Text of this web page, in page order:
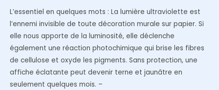
L’essentiel en quelques mots : La lumière ultraviolette est
l’ennemi invisible de toute décoration murale sur papier. Si
elle nous apporte de la luminosité, elle déclenche
également une réaction photochimique qui brise les fibres
de cellulose et oxyde les pigments. Sans protection, une
affiche éclatante peut devenir terne et jaunâtre en
seulement quelques mois. –